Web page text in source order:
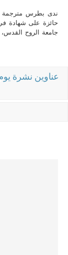
ندى بطرس مترجمة
حائزة على شهادة
جامعة الروح